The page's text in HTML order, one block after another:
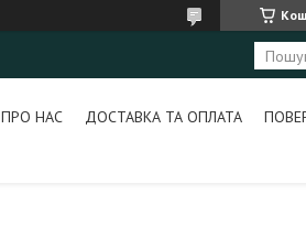
ПРО НАС ДОСТАВКА ТА ОПЛАТА